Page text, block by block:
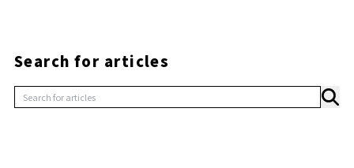
Search for articles